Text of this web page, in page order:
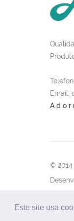
Este site usa
Email :
© 2014